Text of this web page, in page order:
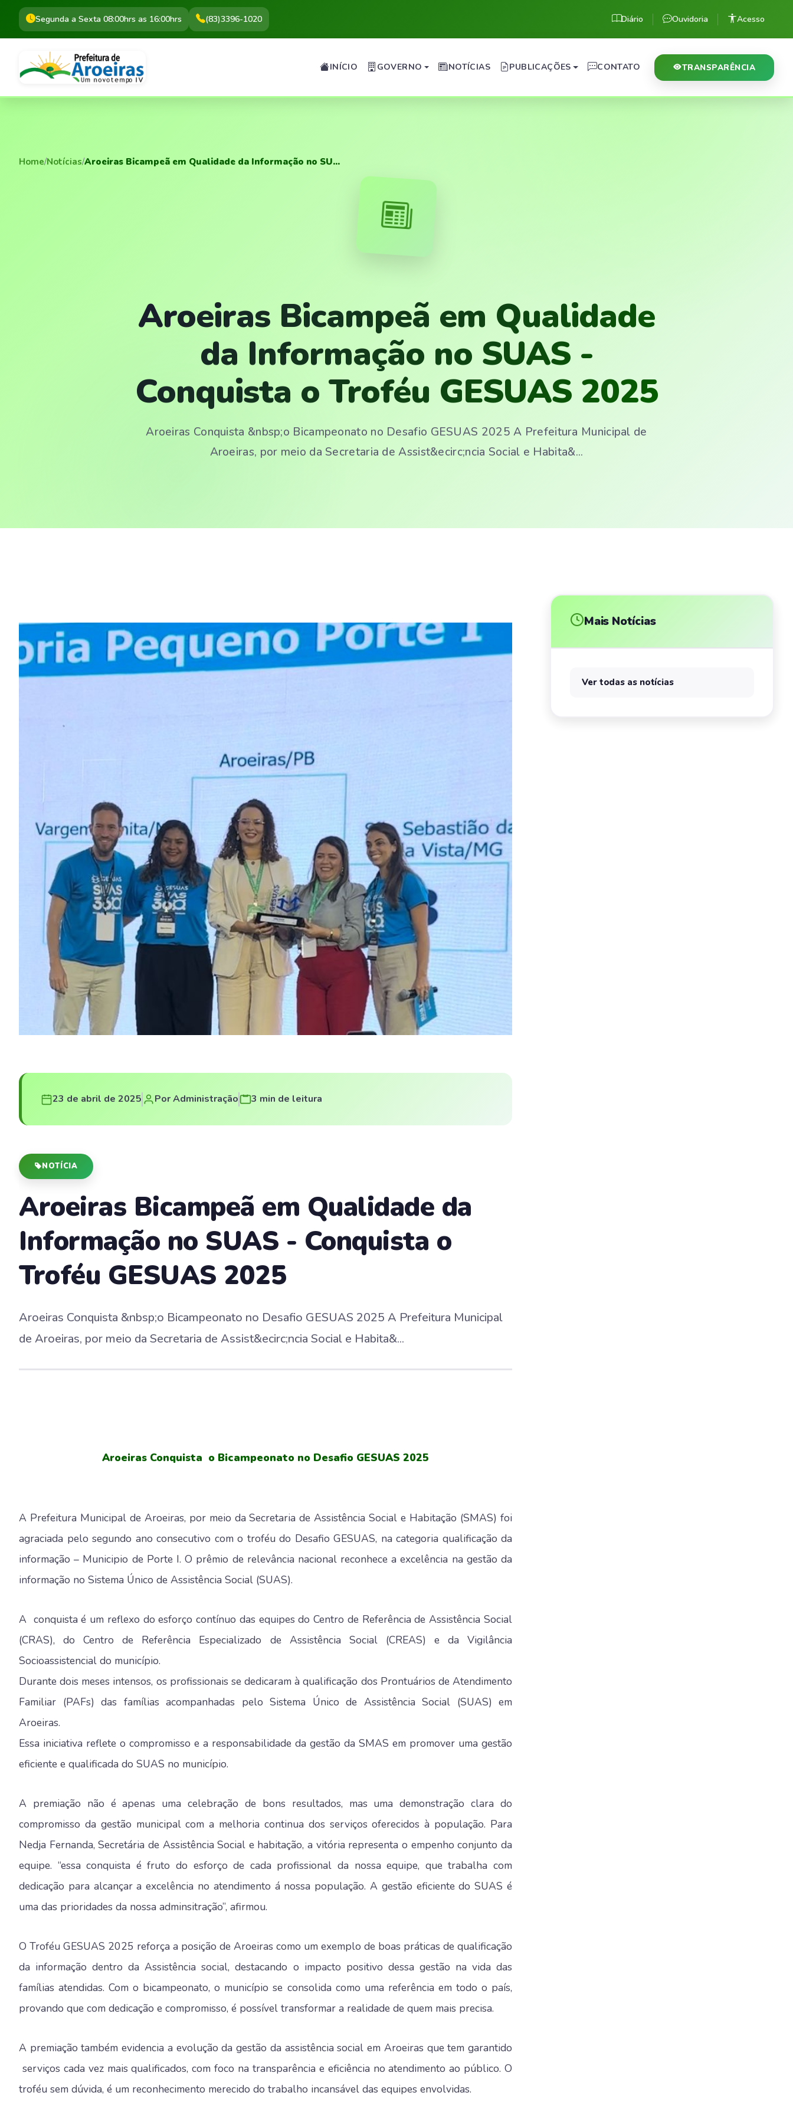
Segunda a Sexta 08:00hrs as 16:00hrs (83)3396-1020 Diário Ouvidoria Acesso
INÍCIO GOVERNO NOTÍCIAS PUBLICAÇÕES CONTATO TRANSPARÊNCIA
Home/Notícias/Aroeiras Bicampeã em Qualidade da Informação no SU...
Aroeiras Bicampeã em Qualidade
da Informação no SUAS -
Conquista o Troféu GESUAS 2025
Aroeiras Conquista &nbsp;o Bicampeonato no Desafio GESUAS 2025 A Prefeitura Municipal de
Aroeiras, por meio da Secretaria de Assist&ecirc;ncia Social e Habita&...
23 de abril de 2025 Por Administração 3 min de leitura
NOTÍCIA
Aroeiras Bicampeã em Qualidade da
Informação no SUAS - Conquista o
Troféu GESUAS 2025
Aroeiras Conquista &nbsp;o Bicampeonato no Desafio GESUAS 2025 A Prefeitura Municipal
de Aroeiras, por meio da Secretaria de Assist&ecirc;ncia Social e Habita&...
Aroeiras Conquista o Bicampeonato no Desafio GESUAS 2025
A Prefeitura Municipal de Aroeiras, por meio da Secretaria de Assistência Social e Habitação (SMAS) foi
agraciada pelo segundo ano consecutivo com o troféu do Desafio GESUAS, na categoria qualificação da
informação – Municipio de Porte I. O prêmio de relevância nacional reconhece a excelência na gestão da
informação no Sistema Único de Assistência Social (SUAS).
A conquista é um reflexo do esforço contínuo das equipes do Centro de Referência de Assistência Social
(CRAS), do Centro de Referência Especializado de Assistência Social (CREAS) e da Vigilância
Socioassistencial do município.
Durante dois meses intensos, os profissionais se dedicaram à qualificação dos Prontuários de Atendimento
Familiar (PAFs) das famílias acompanhadas pelo Sistema Único de Assistência Social (SUAS) em
Aroeiras.
Essa iniciativa reflete o compromisso e a responsabilidade da gestão da SMAS em promover uma gestão
eficiente e qualificada do SUAS no município.
A premiação não é apenas uma celebração de bons resultados, mas uma demonstração clara do
compromisso da gestão municipal com a melhoria continua dos serviços oferecidos à população. Para
Nedja Fernanda, Secretária de Assistência Social e habitação, a vitória representa o empenho conjunto da
equipe. “essa conquista é fruto do esforço de cada profissional da nossa equipe, que trabalha com
dedicação para alcançar a excelência no atendimento á nossa população. A gestão eficiente do SUAS é
uma das prioridades da nossa adminsitração”, afirmou.
O Troféu GESUAS 2025 reforça a posição de Aroeiras como um exemplo de boas práticas de qualificação
da informação dentro da Assistência social, destacando o impacto positivo dessa gestão na vida das
famílias atendidas. Com o bicampeonato, o município se consolida como uma referência em todo o país,
provando que com dedicação e compromisso, é possível transformar a realidade de quem mais precisa.
A premiação também evidencia a evolução da gestão da assistência social em Aroeiras que tem garantido
serviços cada vez mais qualificados, com foco na transparência e eficiência no atendimento ao público. O
troféu sem dúvida, é um reconhecimento merecido do trabalho incansável das equipes envolvidas.
Mais Notícias
Ver todas as notícias